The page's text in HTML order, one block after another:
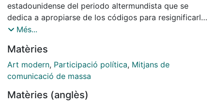
estadounidense del periodo altermundista que se
dedica a apropiarse de los códigos para resignificarlos
está influido por las prácticas de las décadas
genealogía. Éstas son las prácticas de video guerrilla,
el arte activista de los años ochenta y el fenómeno
contracultural llamado culture jamming. Las prácticas
formas de producción y distribución son híbridas. Se
Més...
Matèries
Art modern, Participació política, Mitjans de
comunicació de massa
Matèries (anglès)